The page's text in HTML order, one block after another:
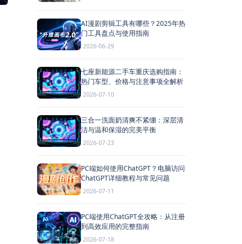
AI漫剧剪辑工具有哪些？2025年热
门工具盘点与使用指南
2026-06-29
七座新能源二手车重庆选购指南：
热门车型、价格与注意事项全解析
2026-07-10
三合一洗面奶清爽不紧绷：深层清
洁与温和保湿的完美平衡
2026-07-23
PC端如何使用ChatGPT？电脑访问
ChatGPT详细教程与常见问题
2026-07-11
PC端使用ChatGPT全攻略：从注册
到高效应用的完整指南
2026-07-18